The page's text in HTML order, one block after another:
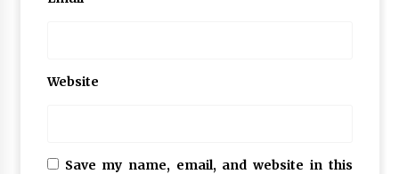
Website
Save my name, email, and website in this